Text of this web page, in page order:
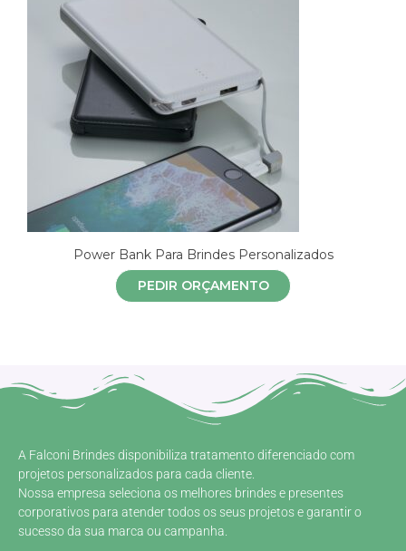
Power Bank Para Brindes Personalizados
PEDIR ORÇAMENTO
A Falconi Brindes disponibiliza tratamento diferenciado com
projetos personalizados para cada cliente.
Nossa empresa seleciona os melhores brindes e presentes
corporativos para atender todos os seus projetos e garantir o
sucesso da sua marca ou campanha.